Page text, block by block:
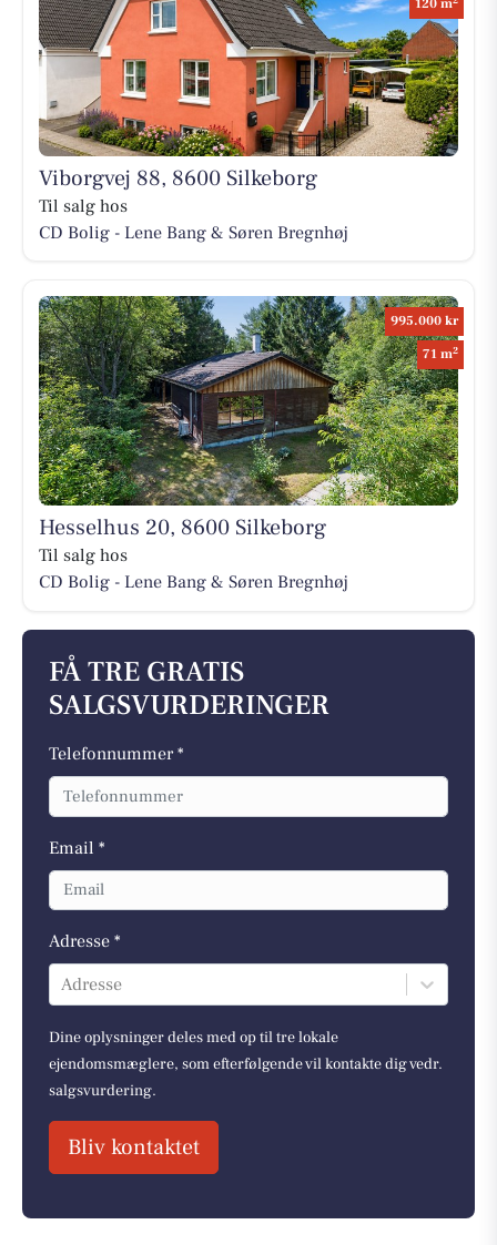
120 m
Viborgvej 88, 8600 Silkeborg
Til salg hos
CD Bolig - Lene Bang & Søren Bregnhøj
995.000 kr
71 m2
Hesselhus 20, 8600 Silkeborg
Til salg hos
CD Bolig - Lene Bang & Søren Bregnhøj
FÅ TRE GRATIS
SALGSVURDERINGER
Telefonnummer *
Email *
Adresse *
Adresse
Dine oplysninger deles med op til tre lokale
ejendomsmæglere, som efterfølgende vil kontakte dig vedr.
salgsvurdering.
Bliv kontaktet